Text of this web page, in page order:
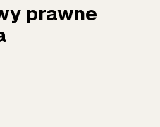
prawne